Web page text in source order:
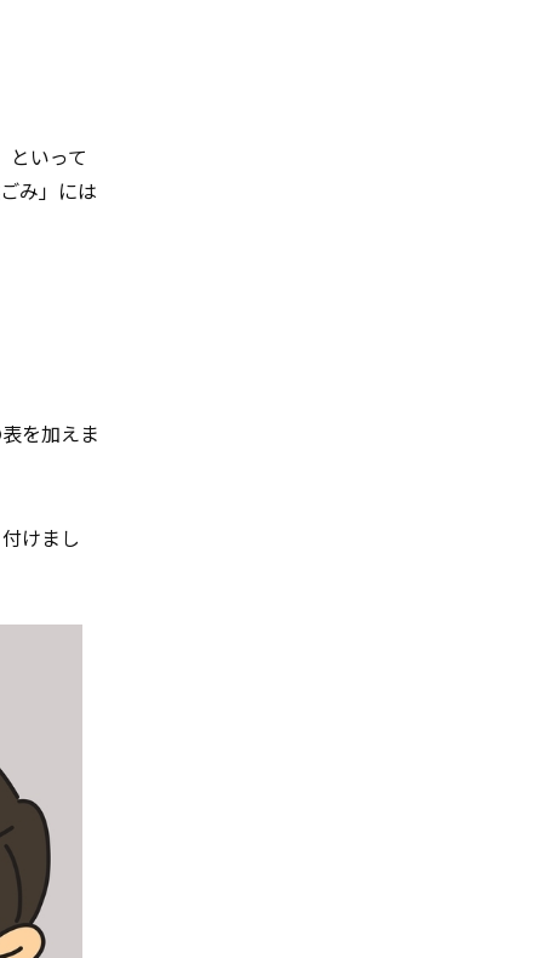
といって
み」には
を加えま
けまし